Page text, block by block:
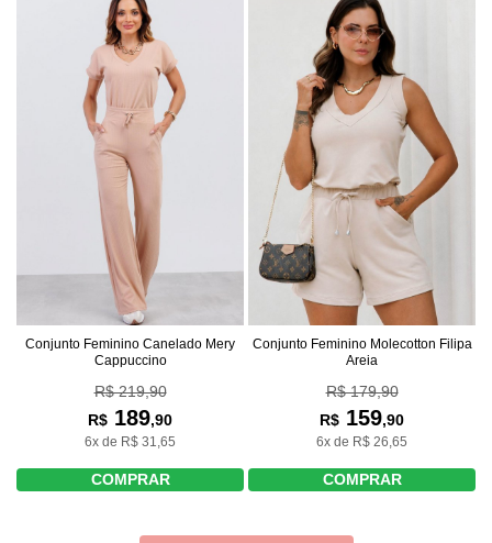
Conjunto Feminino Canelado Mery
Cappuccino
R$ 219,90
R$ 189,90
6x de R$ 31,65
COMPRAR
Conjunto Feminino Molecotton Filipa
Areia
R$ 179,90
R$ 159,90
6x de R$ 26,65
COMPRAR